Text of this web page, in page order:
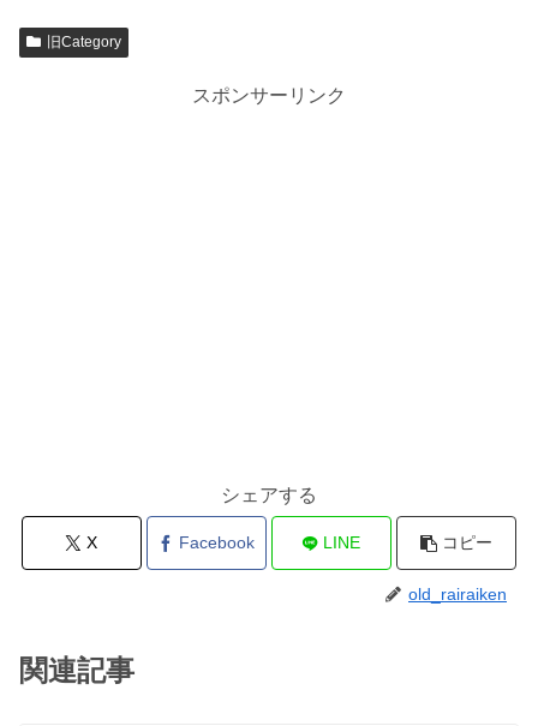
旧Category
スポンサーリンク
シェアする
X Facebook LINE コピー
old_rairaiken
関連記事